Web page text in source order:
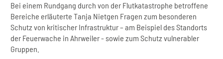
Bei einem Rundgang durch von der Flutkatastrophe betroffene
Bereiche erläuterte Tanja Nietgen Fragen zum besonderen
Schutz von kritischer Infrastruktur – am Beispiel des Standorts
der Feuerwache in Ahrweiler - sowie zum Schutz vulnerabler
Gruppen.